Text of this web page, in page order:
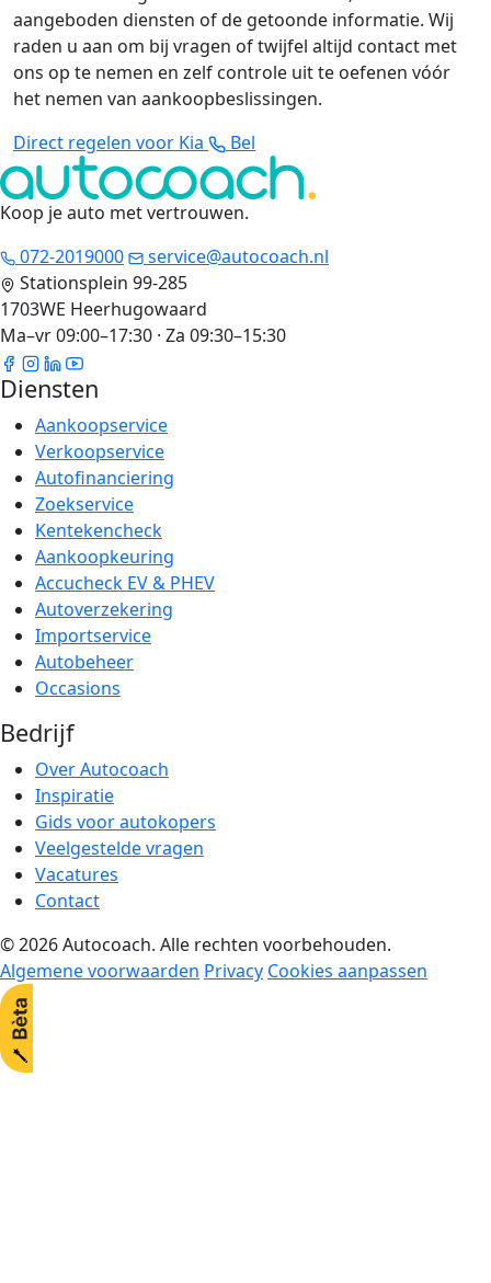
aangeboden diensten of de getoonde informatie. Wij
raden u aan om bij vragen of twijfel altijd contact met
ons op te nemen en zelf controle uit te oefenen vóór
het nemen van aankoopbeslissingen.
Direct regelen voor Kia
Bel
Koop je auto met vertrouwen.
072-2019000
service@autocoach.nl
Stationsplein 99-285
1703WE Heerhugowaard
Ma–vr 09:00–17:30 · Za 09:30–15:30
Diensten
Aankoopservice
Verkoopservice
Autofinanciering
Zoekservice
Kentekencheck
Aankoopkeuring
Accucheck EV & PHEV
Autoverzekering
Importservice
Autobeheer
Occasions
Bedrijf
Over Autocoach
Inspiratie
Gids voor autokopers
Veelgestelde vragen
Vacatures
Contact
© 2026 Autocoach. Alle rechten voorbehouden.
Algemene voorwaarden Privacy Cookies aanpassen